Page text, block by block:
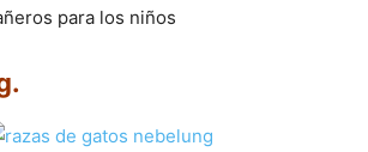
para los niños